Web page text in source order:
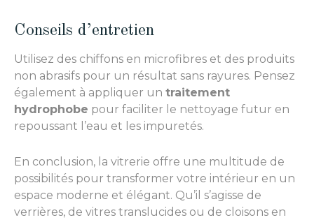
Conseils d’entretien
Utilisez des chiffons en microfibres et des produits
non abrasifs pour un résultat sans rayures. Pensez
également à appliquer un traitement
hydrophobe pour faciliter le nettoyage futur en
repoussant l’eau et les impuretés.
En conclusion, la vitrerie offre une multitude de
possibilités pour transformer votre intérieur en un
espace moderne et élégant. Qu’il s’agisse de
verrières, de vitres translucides ou de cloisons en